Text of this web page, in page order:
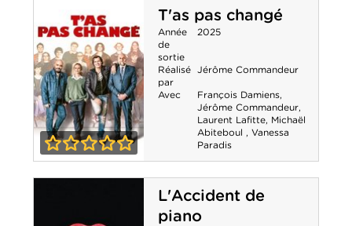
T'as pas changé
T'as pas changé
Année
de
sortie
2025
Réalisé
par
Jérôme Commandeur
Avec François Damiens,
Jérôme Commandeur,
Laurent Lafitte, Michaël
Abiteboul , Vanessa
Paradis
L'Accident de
piano